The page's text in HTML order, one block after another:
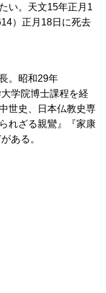
い。天文15年正月1
）正月18日に死去
。昭和29年
学院博士課程を経
世史、日本仏教史専
れざる親鸞』『家康
ある。